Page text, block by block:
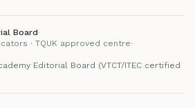
Board·
· TQUK approved centre·
Editorial Board (VTCT/ITEC certified